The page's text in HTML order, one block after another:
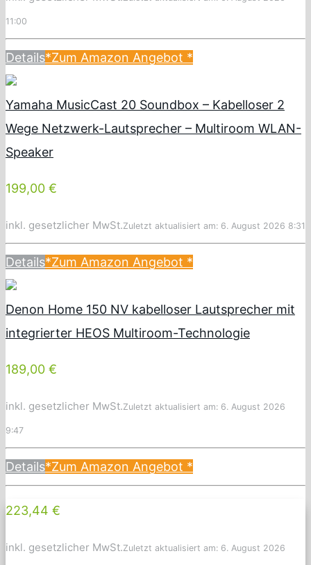
11:00
Details*Zum Amazon Angebot *
Yamaha MusicCast 20 Soundbox – Kabelloser 2
Wege Netzwerk-Lautsprecher – Multiroom WLAN-
Speaker
199,00 €
inkl. gesetzlicher MwSt.Zuletzt aktualisiert am: 6. August 2026 8:31
Details*Zum Amazon Angebot *
Denon Home 150 NV kabelloser Lautsprecher mit
integrierter HEOS Multiroom-Technologie
189,00 €
inkl. gesetzlicher MwSt.Zuletzt aktualisiert am: 6. August 2026
9:47
Details*Zum Amazon Angebot *
223,44 €
inkl. gesetzlicher MwSt.Zuletzt aktualisiert am: 6. August 2026